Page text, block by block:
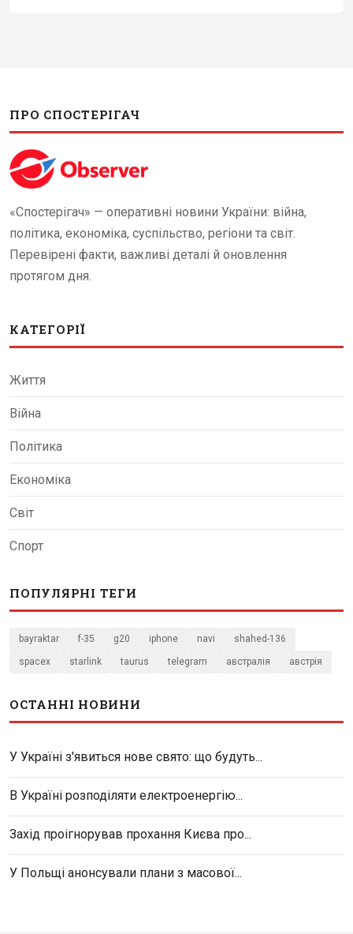
ПРО СПОСТЕРІГАЧ
«Спостерігач» — оперативні новини України: війна,
політика, економіка, суспільство, регіони та світ.
Перевірені факти, важливі деталі й оновлення
протягом дня.
КАТЕГОРІЇ
Життя
Війна
Політика
Економіка
Світ
Спорт
ПОПУЛЯРНІ ТЕГИ
bayraktar f-35 g20 iphone navi shahed-136
spacex starlink taurus telegram австралія австрія
ОСТАННІ НОВИНИ
У Україні з'явиться нове свято: що будуть...
В Україні розподіляти електроенергію...
Захід проігнорував прохання Києва про...
У Польщі анонсували плани з масової...